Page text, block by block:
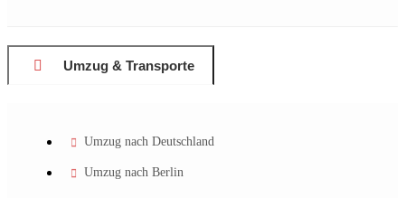
Umzug & Transporte
Umzug nach Deutschland
Umzug nach Berlin